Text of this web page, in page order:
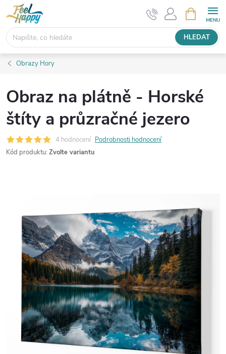
Přejít
na
obsah
HLEDAT
NÁKUPNÍ
KOŠÍK
Obrazy Hory
Obraz na plátně - Horské
štíty a průzračné jezero
4 hodnocení Podrobnosti hodnocení
Kód produktu: Zvolte variantu